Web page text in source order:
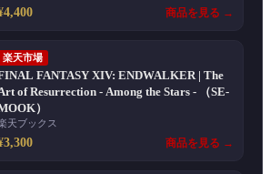
商品を見る →
楽天市場
FANTASY XIV: ENDWALKER | The
of Resurrection - Among the Stars - （SE-
）
天ブックス
商品を見る →